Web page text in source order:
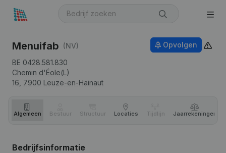
Menuifab (NV)
BE 0428.581.830
Chemin d'Éole(L)
16, 7900 Leuze-en-Hainaut
Opvolgen
Algemeen Bestuur Structuur Locaties Tijdlijn Jaar­rekeningen
Bedrijfsinformatie